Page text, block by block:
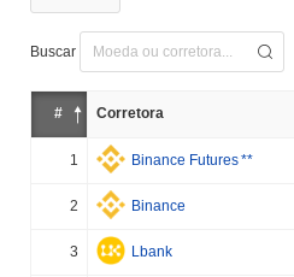
Buscar
# Corretora
1 Binance Futures**
2 Binance
3 Lbank